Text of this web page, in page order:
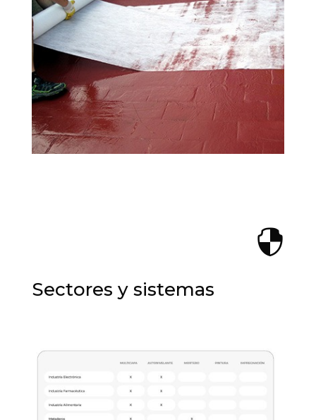

Sectores y sistemas